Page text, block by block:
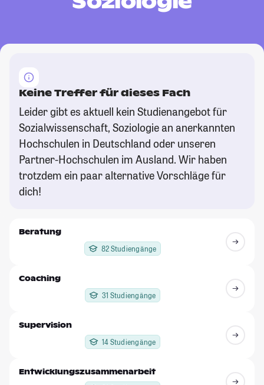
Keine Treffer für dieses Fach
Leider gibt es aktuell kein Studienangebot für
Sozialwissenschaft, Soziologie an anerkannten
Hochschulen in Deutschland oder unseren
Partner-Hochschulen im Ausland. Wir haben
trotzdem ein paar alternative Vorschläge für
dich!
Beratung
82 Studiengänge
Coaching
31 Studiengänge
Supervision
14 Studiengänge
Entwicklungszusammenarbeit